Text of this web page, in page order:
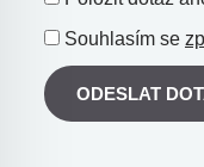
Souhlasím se
ODESLAT